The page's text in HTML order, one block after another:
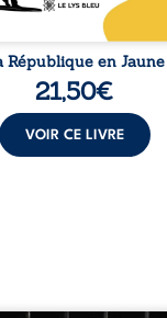
République en Jaune
21,50€
VOIR CE LIVRE